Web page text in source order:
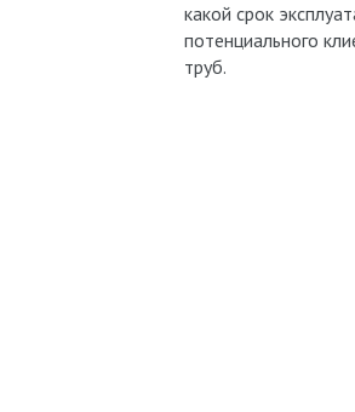
какой срок
потенциального
труб.